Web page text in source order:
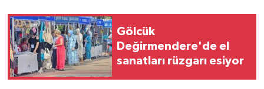
Gölcük
Değirmendere'de el
sanatları rüzgarı esiyor